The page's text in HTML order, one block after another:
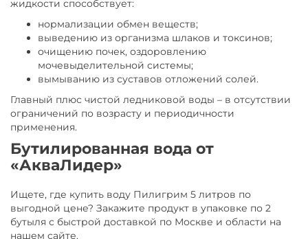
жидкости способствует:
нормализации обмен веществ;
выведению из организма шлаков и токсинов;
очищению почек, оздоровлению
мочевыделительной системы;
вымыванию из суставов отложений солей.
Главный плюс чистой ледниковой воды – в отсутствии
ограничений по возрасту и периодичности
применения.
Бутилированная вода от
«АкваЛидер»
Ищете, где купить воду Пилигрим 5 литров по
выгодной цене? Закажите продукт в упаковке по 2
бутыля с быстрой доставкой по Москве и области на
нашем сайте.